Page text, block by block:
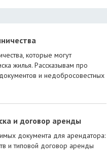
которые могут
жилья. Рассказывам про
и недобросовестных
и договор аренды
документа для арендатора:
и типовой договор аренды